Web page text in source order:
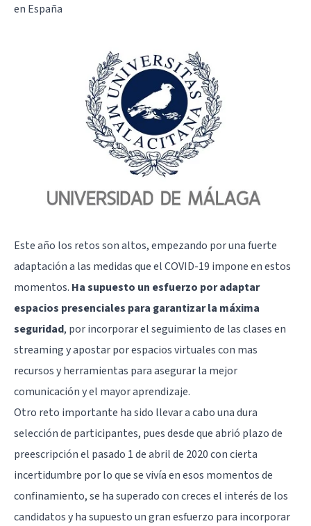
en España
Este año los retos son altos, empezando por una fuerte
adaptación a las medidas que el COVID-19 impone en estos
momentos. Ha supuesto un esfuerzo por adaptar
espacios presenciales para garantizar la máxima
seguridad, por incorporar el seguimiento de las clases en
streaming y apostar por espacios virtuales con mas
recursos y herramientas para asegurar la mejor
comunicación y el mayor aprendizaje.
Otro reto importante ha sido llevar a cabo una dura
selección de participantes, pues desde que abrió plazo de
preescripción el pasado 1 de abril de 2020 con cierta
incertidumbre por lo que se vivía en esos momentos de
confinamiento, se ha superado con creces el interés de los
candidatos y ha supuesto un gran esfuerzo para incorporar